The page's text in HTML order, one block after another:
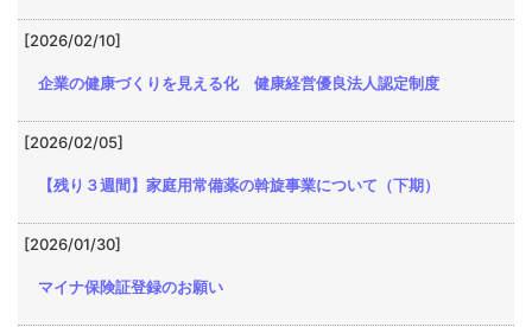
[2026/02/10]
企業の健康づくりを見える化 健康経営優良法人認定制度
[2026/02/05]
【残り３週間】家庭用常備薬の斡旋事業について（下期）
[2026/01/30]
マイナ保険証登録のお願い